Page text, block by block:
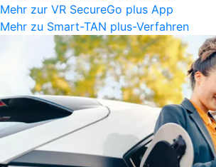
Mehr zur VR SecureGo plus App
Mehr zu Smart-TAN plus-Verfahren